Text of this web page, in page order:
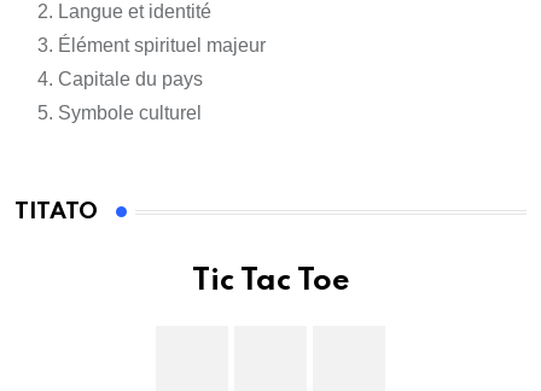
Langue et identité
Élément spirituel majeur
Capitale du pays
Symbole culturel
TITATO
Tic Tac Toe